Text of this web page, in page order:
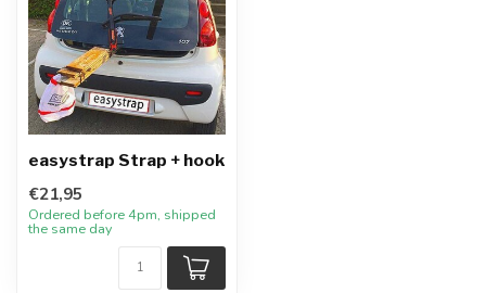
easystrap Strap + hook
€21,95
Ordered before 4pm, shipped
the same day